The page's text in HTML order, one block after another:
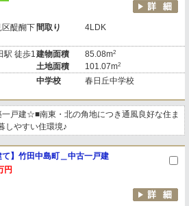
区醍醐下 間取り 4LDK
駅 徒歩1建物面積
土地面積
85.08m2
101.07m2
中学校 春日丘中学校
戸建☆■南東・北の角地につき通風良好な住ま
しやすい住環境♪
て】竹田中島町＿中古一戸建
円